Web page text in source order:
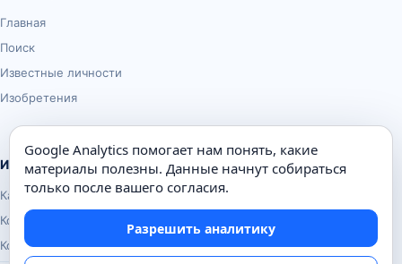
Главная
Поиск
Известные личности
Изобретения
Информация
Карта сайта
Контакты
Конфиденциальность
Google Analytics помогает нам понять, какие
материалы полезны. Данные начнут собираться
только после вашего согласия.
Разрешить аналитику